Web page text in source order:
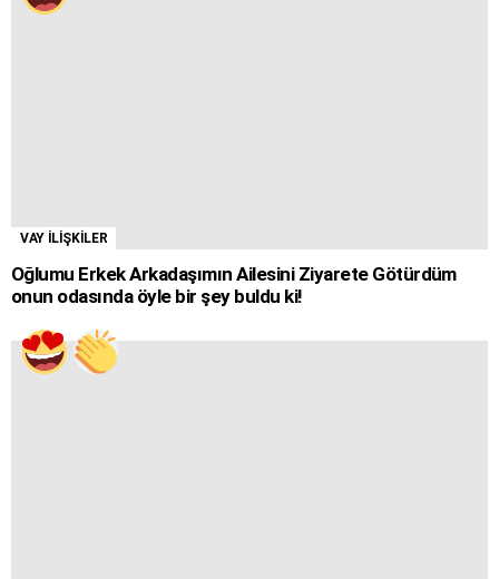
VAY İLİŞKİLER
Oğlumu Erkek Arkadaşımın Ailesini Ziyarete Götürdüm
onun odasında öyle bir şey buldu ki!